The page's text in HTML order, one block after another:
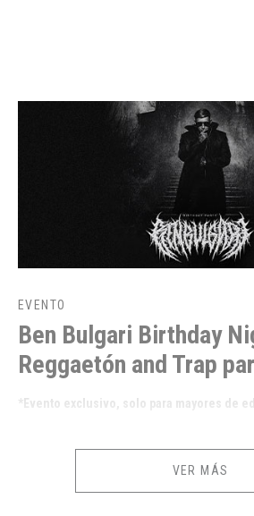
EVENTO
Ben Bulgari Birthday
Reggaetón and Trap
*Evento exclusivo, solo para mayores de
VER MÁS